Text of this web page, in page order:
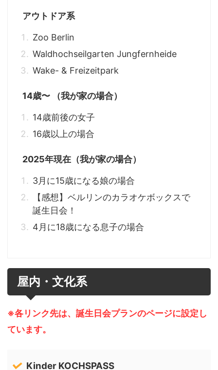
アウトドア系
Zoo Berlin
Waldhochseilgarten Jungfernheide
Wake- & Freizeitpark
14歳〜 （我が家の場合）
14歳前後の女子
16歳以上の場合
2025年現在（我が家の場合）
3月に15歳になる娘の場合
【感想】ベルリンのカラオケボックスで
誕生日会！
4月に18歳になる息子の場合
屋内・文化系
※各リンク先は、誕生日会プランのページに設定し
ています。
Kinder KOCHSPASS